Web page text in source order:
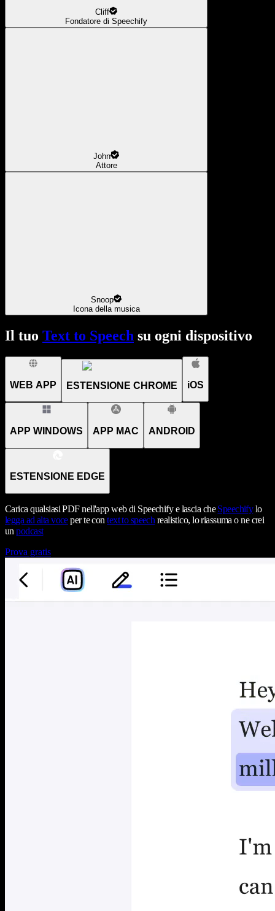
Cliff
Fondatore di Speechify
John
Attore
Snoop
Icona della musica
Il tuo Text to Speech su ogni dispositivo
WEB APP ESTENSIONE CHROME iOS
APP WINDOWS APP MAC ANDROID
ESTENSIONE EDGE
Carica qualsiasi PDF nell'app web di Speechify e lascia cheSpeechifylo
legga ad alta voceper te context to speech realistico, lo riassuma o ne crei
unpodcast
Prova gratis